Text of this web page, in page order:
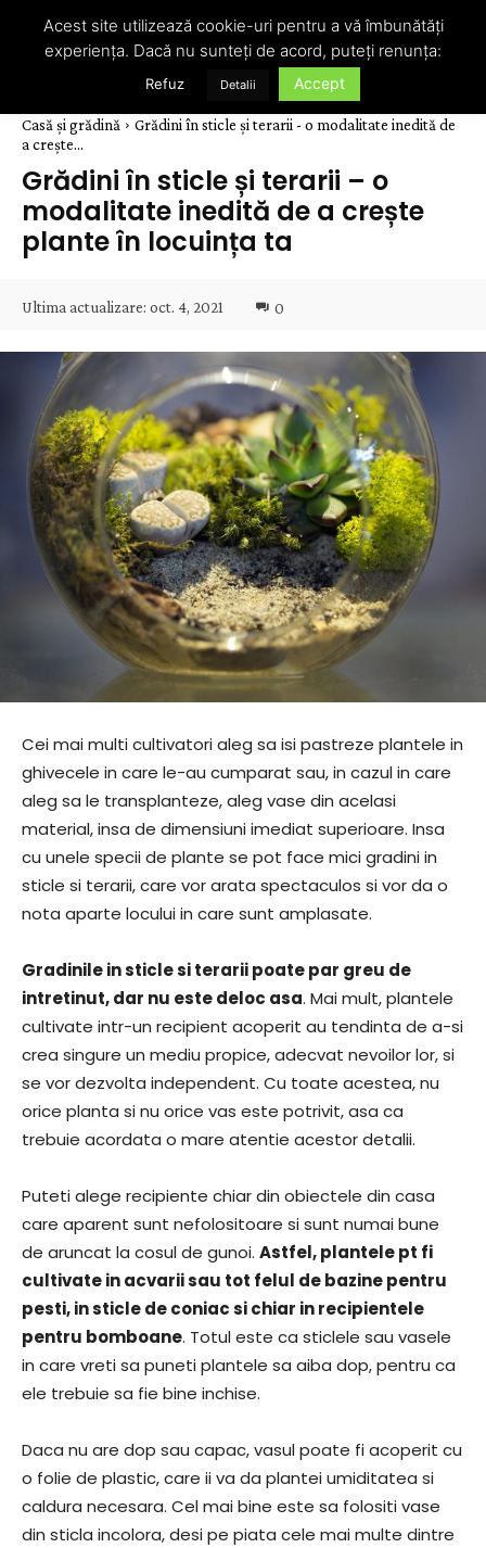
Casă și grădină
Grădini în sticle și terarii - o modalitate inedită de
a crește...
Grădini în sticle și terarii – o
modalitate inedită de a crește
plante în locuința ta
Ultima actualizare: oct. 4, 2021 0
Cei mai multi cultivatori aleg sa isi pastreze plantele in
ghivecele in care le-au cumparat sau, in cazul in care
aleg sa le transplanteze, aleg vase din acelasi
material, insa de dimensiuni imediat superioare. Insa
cu unele specii de plante se pot face mici gradini in
sticle si terarii, care vor arata spectaculos si vor da o
nota aparte locului in care sunt amplasate.
Gradinile in sticle si terarii poate par greu de
intretinut, dar nu este deloc asa. Mai mult, plantele
cultivate intr-un recipient acoperit au tendinta de a-si
crea singure un mediu propice, adecvat nevoilor lor, si
se vor dezvolta independent. Cu toate acestea, nu
orice planta si nu orice vas este potrivit, asa ca
trebuie acordata o mare atentie acestor detalii.
Puteti alege recipiente chiar din obiectele din casa
care aparent sunt nefolositoare si sunt numai bune
de aruncat la cosul de gunoi. Astfel, plantele pt fi
cultivate in acvarii sau tot felul de bazine pentru
pesti, in sticle de coniac si chiar in recipientele
pentru bomboane. Totul este ca sticlele sau vasele
in care vreti sa puneti plantele sa aiba dop, pentru ca
ele trebuie sa fie bine inchise.
Daca nu are dop sau capac, vasul poate fi acoperit cu
o folie de plastic, care ii va da plantei umiditatea si
caldura necesara. Cel mai bine este sa folositi vase
din sticla incolora, desi pe piata cele mai multe dintre
Acest site utilizează cookie-uri pentru a vă îmbunătăți
experiența. Dacă nu sunteți de acord, puteți renunța:
Refuz Detalii Accept